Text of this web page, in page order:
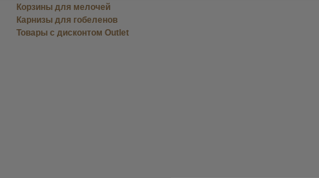
Корзины для мелочей
Карнизы для гобеленов
Товары с дисконтом Outlet